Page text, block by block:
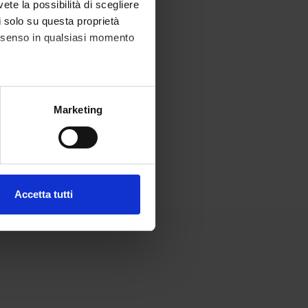
la possibilità di scegliere
su questa proprietà
in qualsiasi momento
metro,
che hai fornito loro o
Marketing
Accetta tutti